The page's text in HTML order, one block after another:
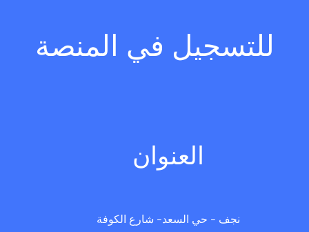
للتسجيل في المنصة
العنوان
نجف - حي السعد- شارع الكوفة